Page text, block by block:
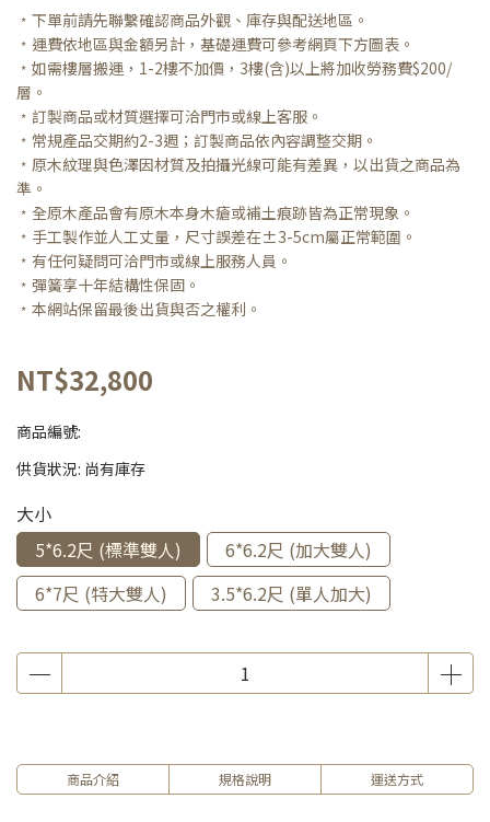
﹡下單前請先聯繫確認商品外觀、庫存與配送地區。
﹡運費依地區與金額另計，基礎運費可參考網頁下方圖表。
﹡如需樓層搬運，1-2樓不加價，3樓(含)以上將加收勞務費$200/
層。
﹡訂製商品或材質選擇可洽門市或線上客服。
﹡常規產品交期約2-3週；訂製商品依內容調整交期。
﹡原木紋理與色澤因材質及拍攝光線可能有差異，以出貨之商品為
準。
﹡全原木產品會有原木本身木瘡或補土痕跡皆為正常現象。
﹡手工製作並人工丈量，尺寸誤差在±3-5cm屬正常範圍。
﹡有任何疑問可洽門市或線上服務人員。
﹡彈簧享十年結構性保固。
﹡本網站保留最後出貨與否之權利。
NT$32,800
商品編號:
供貨狀況: 尚有庫存
大小
5*6.2尺 (標準雙人)
6*6.2尺 (加大雙人)
6*7尺 (特大雙人)
3.5*6.2尺 (單人加大)
商品介紹 規格說明 運送方式